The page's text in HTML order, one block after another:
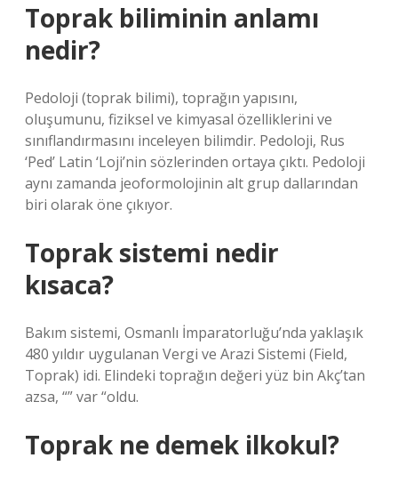
Toprak biliminin anlamı
nedir?
Pedoloji (toprak bilimi), toprağın yapısını,
oluşumunu, fiziksel ve kimyasal özelliklerini ve
sınıflandırmasını inceleyen bilimdir. Pedoloji, Rus
‘Ped’ Latin ‘Loji’nin sözlerinden ortaya çıktı. Pedoloji
aynı zamanda jeoformolojinin alt grup dallarından
biri olarak öne çıkıyor.
Toprak sistemi nedir
kısaca?
Bakım sistemi, Osmanlı İmparatorluğu’nda yaklaşık
480 yıldır uygulanan Vergi ve Arazi Sistemi (Field,
Toprak) idi. Elindeki toprağın değeri yüz bin Akç’tan
azsa, “” var “oldu.
Toprak ne demek ilkokul?